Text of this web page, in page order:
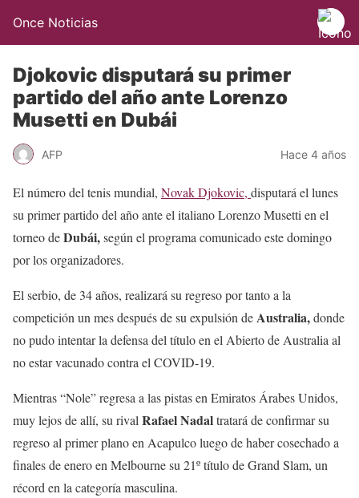
Once Noticias
Djokovic disputará su primer
partido del año ante Lorenzo
Musetti en Dubái
AFP Hace 4 años
El número del tenis mundial, Novak Djokovic, disputará el lunes
su primer partido del año ante el italiano Lorenzo Musetti en el
torneo deDubái,según el programa comunicado este domingo
por los organizadores.
El serbio, de 34 años, realizará su regreso por tanto a la
competición un mes después de su expulsión deAustralia,donde
no pudo intentar la defensa del título en el Abierto de Australia al
no estar vacunado contra el COVID-19.
Mientras “Nole” regresa a las pistas en Emiratos Árabes Unidos,
muy lejos de allí, su rival Rafael Nadaltratará de confirmar su
regreso al primer plano en Acapulco luego de haber cosechado a
finales de enero en Melbourne su 21º título de Grand Slam, un
récord en la categoría masculina.